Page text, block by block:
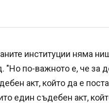
институции няма
по-важното е, че за
акт, който да е
един съдебен акт,